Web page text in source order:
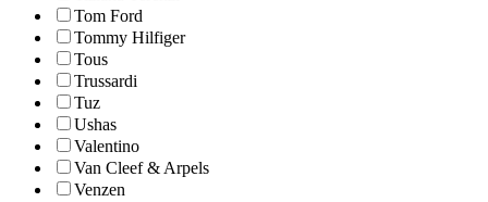
Tom Ford
Tommy Hilfiger
Tous
Trussardi
Tuz
Ushas
Valentino
Van Cleef & Arpels
Venzen